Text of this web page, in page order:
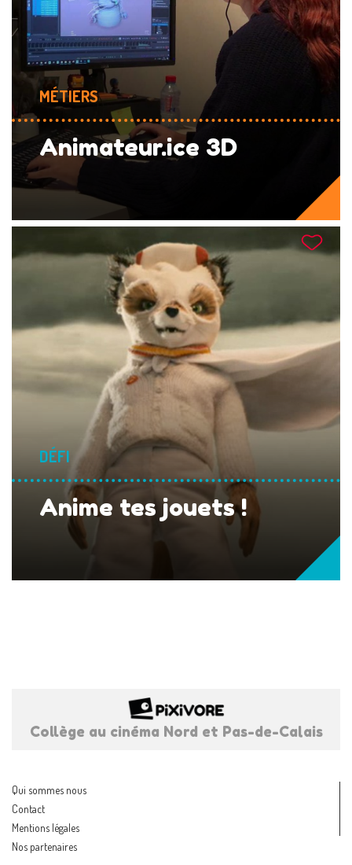
MÉTIERS
Animateur.ice 3D
DÉFI
Anime tes jouets !
Collège au cinéma Nord et Pas-de-Calais
Qui sommes nous
Contact
Mentions légales
Nos partenaires